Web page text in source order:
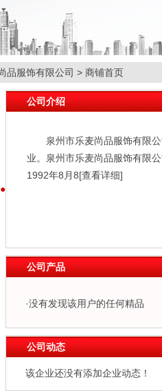
品服饰有限公司 > 商铺首页
公司介绍
泉州市乐麦尚品服饰有限
业。泉州市乐麦尚品服饰有限
1992年8月8[查看详细]
公司产品
·没有发现该用户的任何精品
公司动态
该企业还没有添加企业动态！